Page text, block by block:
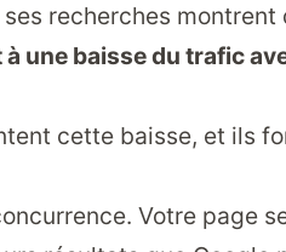
recherches montrent
une baisse du trafic
cette baisse, et ils
Votre page